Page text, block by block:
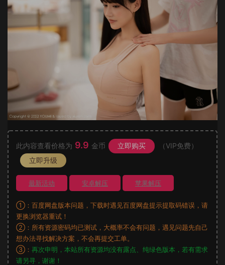
此内容查看价格为 9.9 金币 立即购买
（VIP免费）
立即升级
最新活动 安卓解压 苹果解压
①：百度网盘版本问题，下载时遇见百度网盘提示提取码错误，请
更换浏览器重试！
②：所有资源密码均已测试，大概率不会有问题，遇见问题先自己
想办法寻找解决方案，不会再提交工单。
③： 再次申明，本站所有资源均没有露点、纯绿色版本，若有需求
请另寻，谢谢！